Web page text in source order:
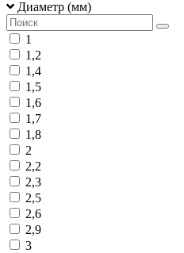
Диаметр (мм)
1
1,2
1,4
1,5
1,6
1,7
1,8
2
2,2
2,3
2,5
2,6
2,9
3